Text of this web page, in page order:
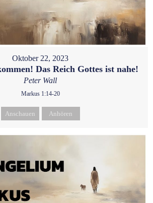
Oktober 22, 2023
Das Reich Gottes ist nahe!
Peter Wall
Markus 1:14-20
Anschauen Anhören